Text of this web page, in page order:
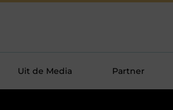
Uit de Media Partner